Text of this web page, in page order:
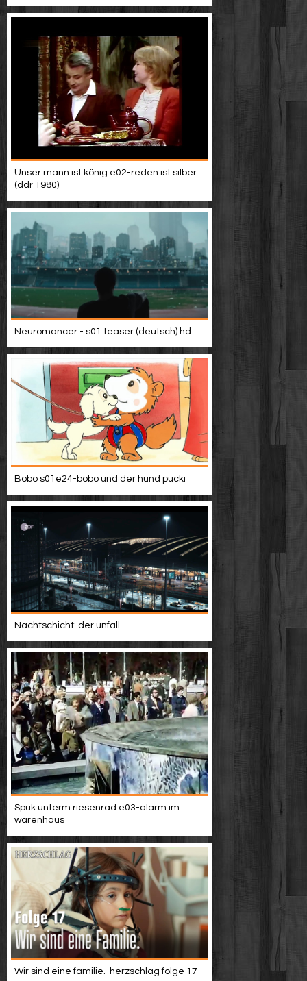
Unser mann ist könig e02-reden ist silber ...
(ddr 1980)
Neuromancer - s01 teaser (deutsch) hd
Bobo s01e24-bobo und der hund pucki
Nachtschicht: der unfall
Spuk unterm riesenrad e03-alarm im
warenhaus
Wir sind eine familie.-herzschlag folge 17